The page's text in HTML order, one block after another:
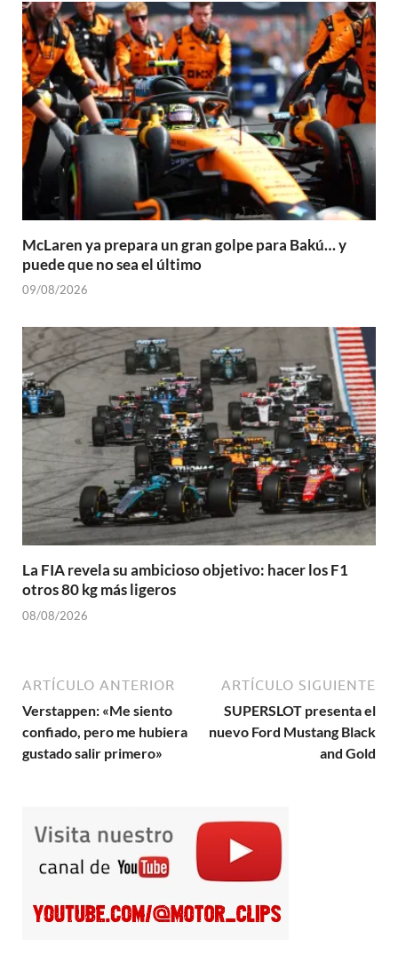
McLaren ya prepara un gran golpe para Bakú… y
puede que no sea el último
09/08/2026
La FIA revela su ambicioso objetivo: hacer los F1
otros 80 kg más ligeros
08/08/2026
ARTÍCULO ANTERIOR
Verstappen: «Me siento
confiado, pero me hubiera
gustado salir primero»
ARTÍCULO SIGUIENTE
SUPERSLOT presenta el
nuevo Ford Mustang Black
and Gold